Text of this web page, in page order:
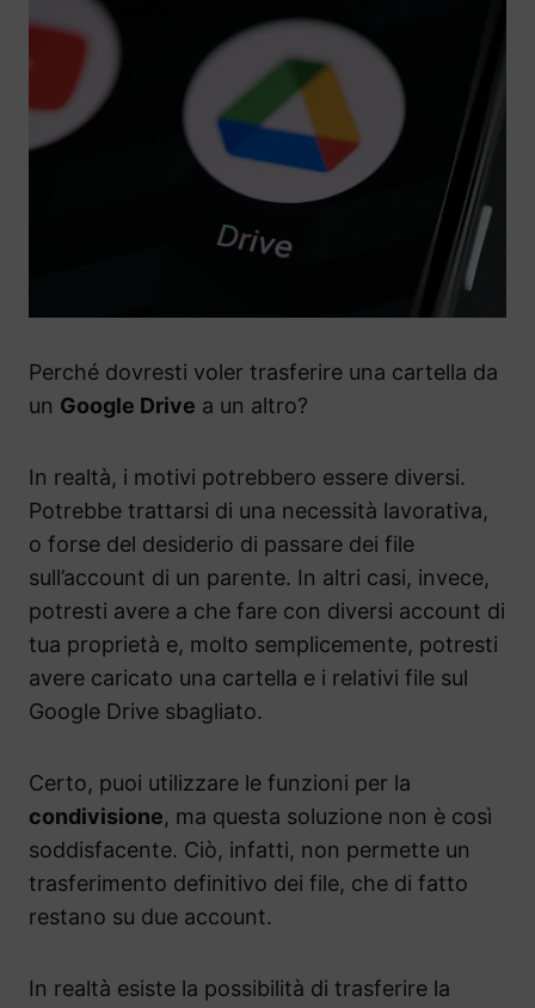
Perché dovresti voler trasferire una cartella da
un Google Drive a un altro?
In realtà, i motivi potrebbero essere diversi.
Potrebbe trattarsi di una necessità lavorativa,
o forse del desiderio di passare dei file
sull’account di un parente. In altri casi, invece,
potresti avere a che fare con diversi account di
tua proprietà e, molto semplicemente, potresti
avere caricato una cartella e i relativi file sul
Google Drive sbagliato.
Certo, puoi utilizzare le funzioni per la
condivisione, ma questa soluzione non è così
soddisfacente. Ciò, infatti, non permette un
trasferimento definitivo dei file, che di fatto
restano su due account.
In realtà esiste la possibilità di trasferire la